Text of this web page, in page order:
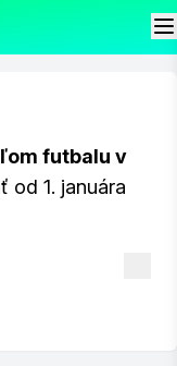
futbalu v
od 1. januára